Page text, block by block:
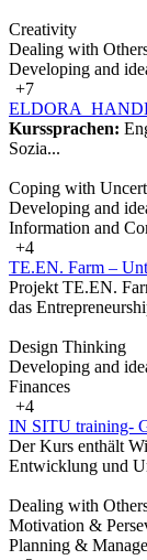
Creativity
Dealing with
Developing and
+7
Kurssprachen:
Sozia...
Coping with
Developing and
Information and
+4
TE.EN. Farm –
Projekt TE.EN.
das
Design Thinking
Developing and
Finances
+4
IN SITU training-
Der Kurs enthält
Entwicklung und
Dealing with
Motivation &
Planning &